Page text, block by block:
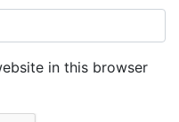
in this browser